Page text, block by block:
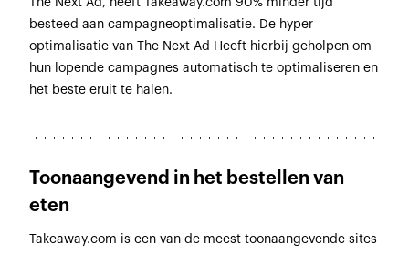
The Next Ad, heeft Takeaway.com 90% minder tijd
besteed aan campagneoptimalisatie. De hyper
optimalisatie van The Next Ad Heeft hierbij geholpen om
hun lopende campagnes automatisch te optimaliseren en
het beste eruit te halen.
Toonaangevend in het bestellen van
eten
Takeaway.com is een van de meest toonaangevende sites